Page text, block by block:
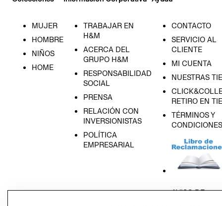
MUJER
HOMBRE
NIÑOS
HOME
TRABAJAR EN
H&M
ACERCA DEL
GRUPO H&M
RESPONSABILIDAD
SOCIAL
PRENSA
RELACIÓN CON
INVERSIONISTAS
POLÍTICA
EMPRESARIAL
CONTACTO
SERVICIO AL
CLIENTE
MI CUENTA
NUESTRAS
RETIRO EN
TÉRMINOS Y
CONDICIONES
AVISO DE